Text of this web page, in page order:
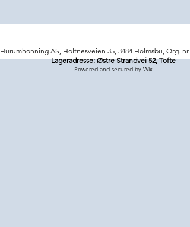
Hurumhonning AS, Holtnesveien 35, 3484 Holmsbu, Org. nr.
Lageradresse: Østre Strandvei 52, Tofte
Powered and secured by Wix